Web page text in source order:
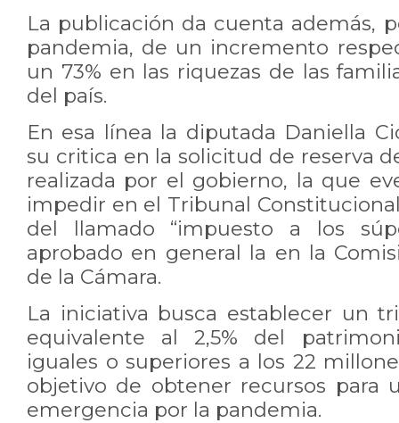
La publicación da cuenta además,
pandemia, de un incremento
un 73% en las riquezas de las
del país.
En esa línea la diputada Daniella
su critica en la solicitud de reserva
realizada por el gobierno, la que
impedir en el Tribunal
del llamado “impuesto a los
aprobado en general la en la
de la Cámara.
La iniciativa busca establecer un
equivalente al 2,5% del
iguales o superiores a los 22
objetivo de obtener recursos para
emergencia por la pandemia.